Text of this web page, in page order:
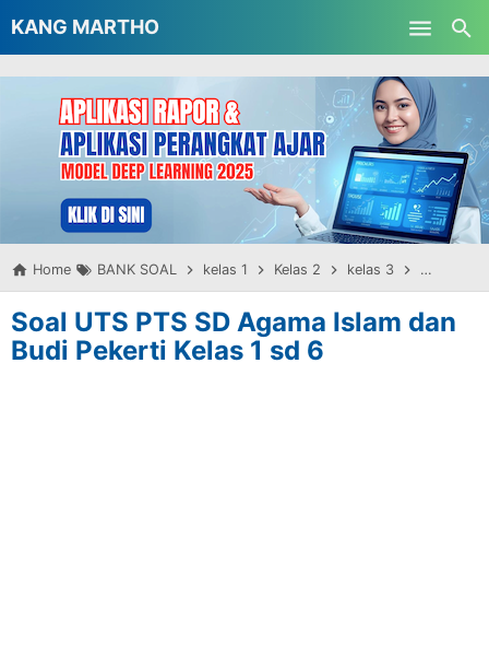
Skip to main content
KANG MARTHO
Home BANK SOAL kelas 1 Kelas 2 kelas 3 kelas 4
Soal UTS PTS SD Agama Islam dan
Budi Pekerti Kelas 1 sd 6